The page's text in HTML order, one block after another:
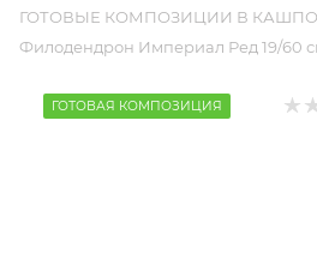
ГОТОВЫЕ КОМПОЗИЦИИ В КАШПО
Филодендрон Империал Ред 19/60
ГОТОВАЯ КОМПОЗИЦИЯ